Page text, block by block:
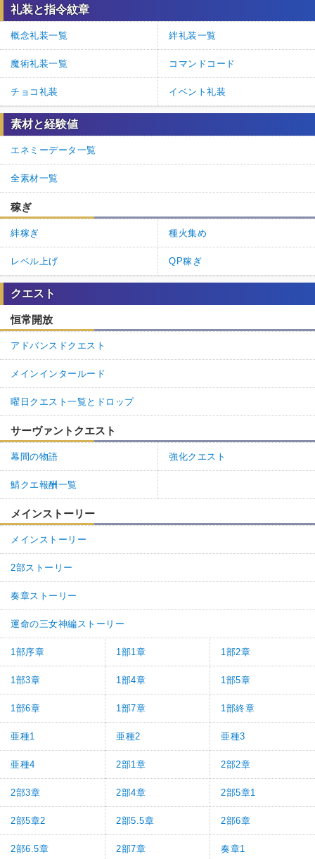
礼装と指令紋章
概念礼装一覧 絆礼装一覧
魔術礼装一覧 コマンドコード
チョコ礼装 イベント礼装
素材と経験値
エネミーデータ一覧
全素材一覧
稼ぎ
絆稼ぎ 種火集め
レベル上げ QP稼ぎ
クエスト
恒常開放
アドバンスドクエスト
メインインタールード
曜日クエスト一覧とドロップ
サーヴァントクエスト
幕間の物語 強化クエスト
鯖クエ報酬一覧
メインストーリー
メインストーリー
2部ストーリー
奏章ストーリー
運命の三女神編ストーリー
1部序章 1部1章 1部2章
1部3章 1部4章 1部5章
1部6章 1部7章 1部終章
亜種1 亜種2 亜種3
亜種4 2部1章 2部2章
2部3章 2部4章 2部5章1
2部5章2 2部5.5章 2部6章
2部6.5章 2部7章 奏章1